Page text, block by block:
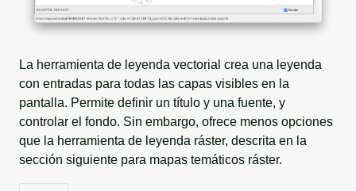
La herramienta de leyenda vectorial crea una leyenda
con entradas para todas las capas visibles en la
pantalla. Permite definir un título y una fuente, y
controlar el fondo. Sin embargo, ofrece menos opciones
que la herramienta de leyenda ráster, descrita en la
sección siguiente para mapas temáticos ráster.